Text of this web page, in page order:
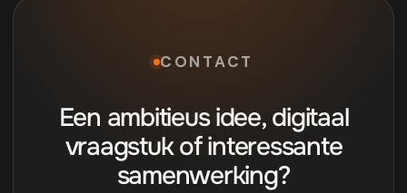
CONTACT
Een ambitieus idee, digitaal
vraagstuk of interessante
samenwerking?